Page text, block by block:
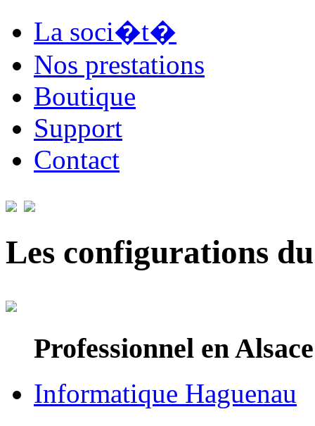
La soci�t�
Nos prestations
Boutique
Support
Contact
Les configurations
Professionnel en Alsace
Informatique Haguenau